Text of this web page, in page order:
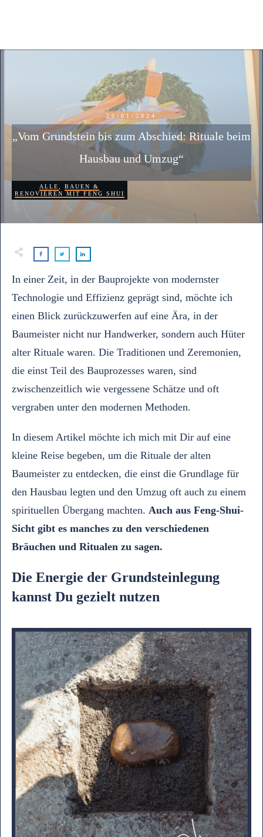
20/01/2024
„Vom Grundstein bis zum Abschied: Rituale beim
Hausbau und Umzug“
ALLE ,BAUEN &
RENOVIEREN MIT FENG SHUI
In einer Zeit, in der Bauprojekte von modernster
Technologie und Effizienz geprägt sind, möchte ich
einen Blick zurückzuwerfen auf eine Ära, in der
Baumeister nicht nur Handwerker, sondern auch Hüter
alter Rituale waren. Die Traditionen und Zeremonien,
die einst Teil des Bauprozesses waren, sind
zwischenzeitlich wie vergessene Schätze und oft
vergraben unter den modernen Methoden.
In diesem Artikel möchte ich mich mit Dir auf eine
kleine Reise begeben, um die Rituale der alten
Baumeister zu entdecken, die einst die Grundlage für
den Hausbau legten und den Umzug oft auch zu einem
spirituellen Übergang machten. Auch aus Feng-Shui-
Sicht gibt es manches zu den verschiedenen
Bräuchen und Ritualen zu sagen.
Die Energie der Grundsteinlegung
kannst Du gezielt nutzen